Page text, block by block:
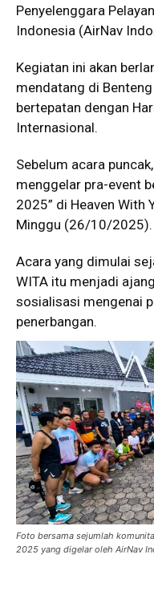
Penyelenggara
Indonesia (AirNav
Kegiatan ini akan
mendatang di
bertepatan dengan
Internasional.
Sebelum acara
menggelar pra-event
2025” di Heaven With
Minggu (26/10/2025).
Acara yang dimulai
WITA itu menjadi
sosialisasi mengenai
penerbangan.
Foto bersama sejumlah
2025 yang digelar oleh AirNav